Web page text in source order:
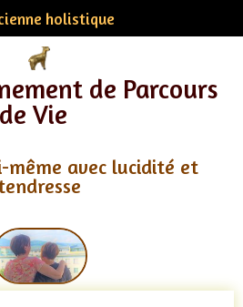
holistique
de Parcours
de Vie
même avec lucidité et